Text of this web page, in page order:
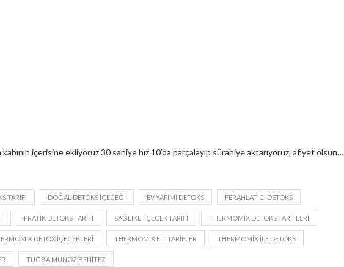
kabının içerisine ekliyoruz 30 saniye hız 10’da parçalayıp sürahiye aktarıyoruz, afiyet olsun…
TARIFI DOĞAL DETOKS IÇECEĞI EV YAPIMI DETOKS FERAHLATICI DETOKS
PRATIK DETOKS TARIFI SAĞLIKLI IÇECEK TARIFI THERMOMIX DETOKS TARIFLERI
DETOX IÇECEKLERI THERMOMIX FIT TARIFLER THERMOMIX ILE DETOKS
TUGBA MUNOZ BENITEZ